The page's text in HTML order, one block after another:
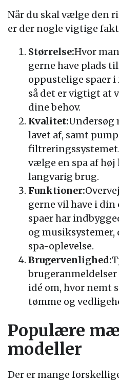
Når du skal vælge den
er der nogle vigtige
Størrelse:Hvor
gerne have plads
oppustelige spaer
så det er vigtigt at
dine behov.
Kvalitet:Undersøg
lavet af, samt
vælge en spa af
langvarig brug.
Funktioner:
gerne vil have i din
spaer har
og
spa-oplevelse.
Brugervenlighed:
idé om, hvor nemt
tømme og
Populære
modeller
Der er mange